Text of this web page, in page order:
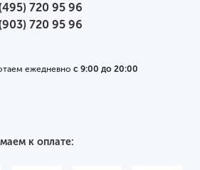
720 95 96
720 95 96
ежедневнос 9:00 до 20:00
к оплате: